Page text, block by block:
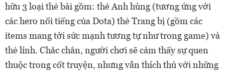
hữu 3 loại thẻ bài gồm: thẻ Anh hùng (tương ứng với
các hero nổi tiếng của Dota) thẻ Trang bị (gồm các
items mang tới sức mạnh tương tự như trong game) và
thẻ lính. Chắc chắn, người chơi sẽ cảm thấy sự quen
thuộc trong cốt truyện, nhưng vẫn thích thú với những